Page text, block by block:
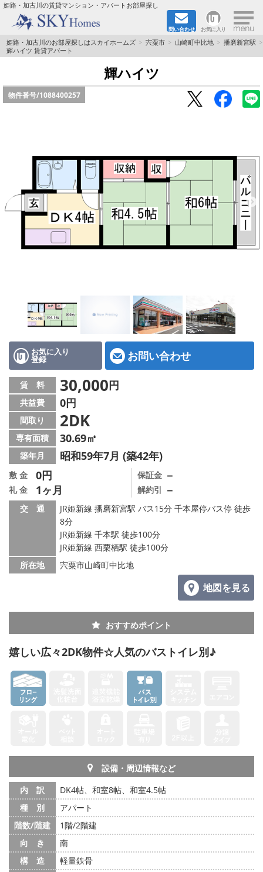
姫路・加古川の賃貸マンション・アパートお部屋探し
問い合わせ お気に入り ×
TOPページ
☆新築物件☆
☆ペット飼育可能物件☆
☆ネット無料☆
路線·駅から探す
地域から探す
店舗情報·アクセス
会社概要
メールでお問い合わせ
姫路・加古川のお部屋探しはスカイホームズ 宍粟市 山崎町中比地
播磨新宮駅
輝ハイツ 賃貸アパート
輝ハイツ
物件番号/1088400257
お気に入り
登録 お問い合わせ
賃 料 30,000円
共益費 0円
間取り 2DK
専有面積 30.69㎡
築年月 昭和59年7月 (築42年)
敷 金 0円
礼 金 1ヶ月
保証金 －
解約引 －
交 通
JR姫新線 播磨新宮駅 バス15分 千本屋停バス停 徒歩
8分
JR姫新線 千本駅 徒歩100分
JR姫新線 西栗栖駅 徒歩100分
所在地
宍粟市山崎町中比地
地図を見る
おすすめポイント
嬉しい広々2DK物件☆人気のバストイレ別♪
設備・周辺情報など
内 訳
DK4帖、和室8帖、和室4.5帖
種 別
アパート
階数/階建
1階/2階建
向 き
南
構 造
軽量鉄骨